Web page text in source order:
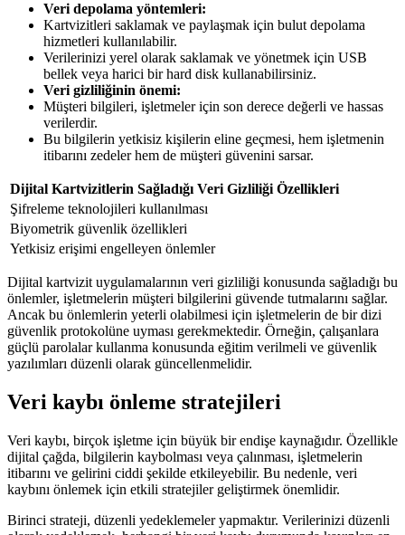
Veri depolama yöntemleri:
Kartvizitleri saklamak ve paylaşmak için bulut depolama
hizmetleri kullanılabilir.
Verilerinizi yerel olarak saklamak ve yönetmek için USB
bellek veya harici bir hard disk kullanabilirsiniz.
Veri gizliliğinin önemi:
Müşteri bilgileri, işletmeler için son derece değerli ve hassas
verilerdir.
Bu bilgilerin yetkisiz kişilerin eline geçmesi, hem işletmenin
itibarını zedeler hem de müşteri güvenini sarsar.
Dijital Kartvizitlerin Sağladığı Veri Gizliliği Özellikleri
Şifreleme teknolojileri kullanılması
Biyometrik güvenlik özellikleri
Yetkisiz erişimi engelleyen önlemler
Dijital kartvizit uygulamalarının veri gizliliği konusunda sağladığı bu
önlemler, işletmelerin müşteri bilgilerini güvende tutmalarını sağlar.
Ancak bu önlemlerin yeterli olabilmesi için işletmelerin de bir dizi
güvenlik protokolüne uyması gerekmektedir. Örneğin, çalışanlara
güçlü parolalar kullanma konusunda eğitim verilmeli ve güvenlik
yazılımları düzenli olarak güncellenmelidir.
Veri kaybı önleme stratejileri
Veri kaybı, birçok işletme için büyük bir endişe kaynağıdır. Özellikle
dijital çağda, bilgilerin kaybolması veya çalınması, işletmelerin
itibarını ve gelirini ciddi şekilde etkileyebilir. Bu nedenle, veri
kaybını önlemek için etkili stratejiler geliştirmek önemlidir.
Birinci strateji, düzenli yedeklemeler yapmaktır. Verilerinizi düzenli